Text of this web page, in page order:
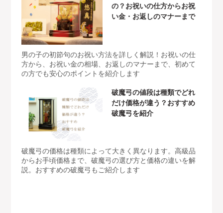
の？お祝いの仕方からお祝
い金・お返しのマナーまで
男の子の初節句のお祝い方法を詳しく解説！お祝いの仕
方から、お祝い金の相場、お返しのマナーまで、初めて
の方でも安心のポイントを紹介します
破魔弓の値段は種類でどれ
だけ価格が違う？おすすめ
破魔弓を紹介
破魔弓の価格は種類によって大きく異なります。高級品
からお手頃価格まで、破魔弓の選び方と価格の違いを解
説。おすすめの破魔弓もご紹介します